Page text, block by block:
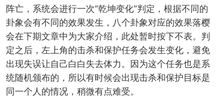
阵亡，系统会进行一次“乾坤变化”判定，根据不同的
卦象会有不同的效果发生，八个卦象对应的效果落樱
会在下期文章中为大家介绍，此处暂时按下不表。判
定之后，左上角的击杀和保护任务会发生变化，避免
出现失误让自己白白失去体力。因为这个任务也是系
统随机颁布的，所以有时候会出现击杀和保护目标是
同一个人的情况，稍微有点难受。